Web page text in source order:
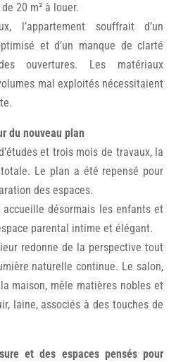
20 m² à louer.
l’appartement souffrait d’un
et d’un manque de clarté
ouvertures. Les matériaux
mal exploités nécessitaient
du nouveau plan
et trois mois de travaux, la
Le plan a été repensé pour
des espaces.
accueille désormais les enfants et
parental intime et élégant.
redonne de la perspective tout
naturelle continue. Le salon,
maison, mêle matières nobles et
laine, associés à des touches de
et des espaces pensés pour